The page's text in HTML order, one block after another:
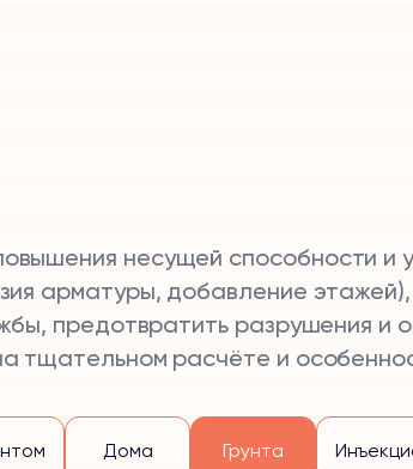
несущей способности и
арматуры, добавление
предотвратить разрушения и
тщательном расчёте и
Дома Грунта